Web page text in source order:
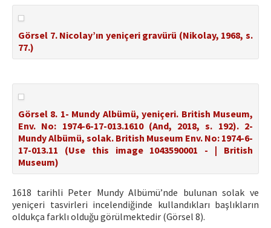
Görsel 7. Nicolay’ın yeniçeri gravürü (Nikolay, 1968, s.
77.)
Görsel 8. 1- Mundy Albümü, yeniçeri. British Museum,
Env. No: 1974-6-17-013.1610 (And, 2018, s. 192). 2-
Mundy Albümü, solak. British Museum Env. No: 1974-6-
17-013.11 (Use this image 1043590001 - | British
Museum)
1618 tarihli Peter Mundy Albümü’nde bulunan solak ve
yeniçeri tasvirleri incelendiğinde kullandıkları başlıkların
oldukça farklı olduğu görülmektedir (Görsel 8).